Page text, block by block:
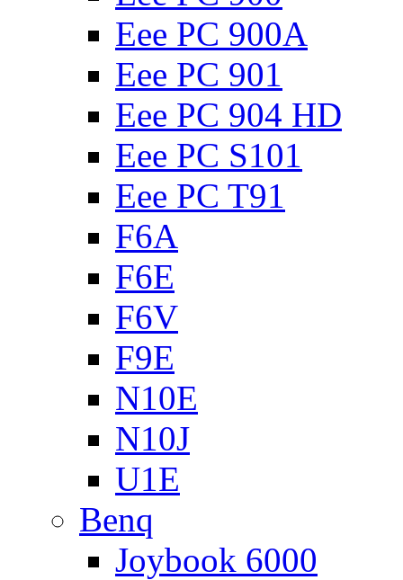
Eee PC 900A
Eee PC 901
Eee PC 904 HD
Eee PC S101
Eee PC T91
F6A
F6E
F6V
F9E
N10E
N10J
U1E
Benq
Joybook 6000